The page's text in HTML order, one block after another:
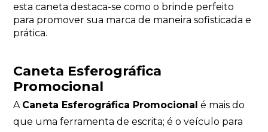
esta caneta destaca-se como o brinde perfeito
para promover sua marca de maneira sofisticada e
prática.
Caneta Esferográfica
Promocional
A Caneta Esferográfica Promocional é mais do
que uma ferramenta de escrita; é o veículo para